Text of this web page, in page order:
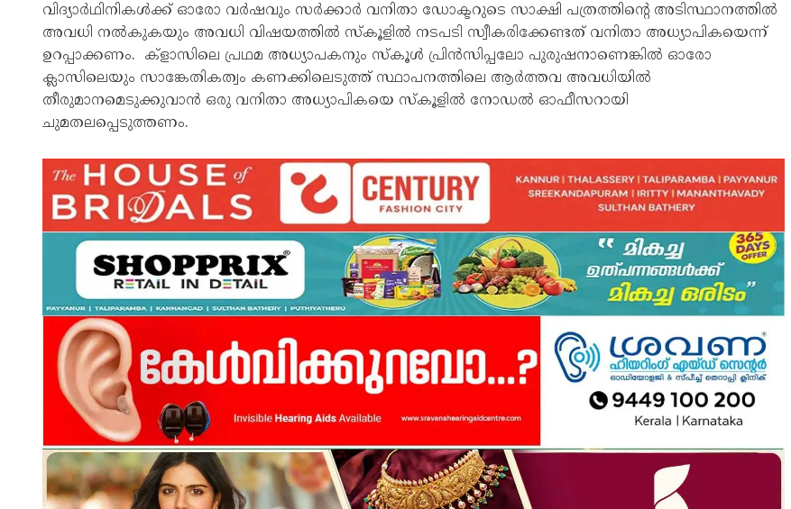
വിദ്യാർഥിനികൾക്ക് ഓരോ വർഷവും സർക്കാർ വനിതാ ഡോക്ടറുടെ സാക്ഷി പത്രത്തിന്റെ അടിസ്ഥാനത്തിൽ
അവധി നൽകുകയും അവധി വിഷയത്തിൽ സ്‌കൂളിൽ നടപടി സ്വീകരിക്കേണ്ടത് വനിതാ അധ്യാപികയെന്ന്
ഉറപ്പാക്കണം. ക്‌ളാസിലെ പ്രഥമ അധ്യാപകനും സ്‌കൂൾ പ്രിൻസിപ്പലോ പുരുഷനാണെങ്കിൽ ഓരോ
ക്ലാസിലെയും സാങ്കേതികത്വം കണക്കിലെടുത്ത് സ്ഥാപനത്തിലെ ആർത്തവ അവധിയിൽ
തീരുമാനമെടുക്കുവാൻ ഒരു വനിതാ അധ്യാപികയെ സ്‌കൂളിൽ നോഡൽ ഓഫീസറായി
ചുമതലപ്പെടുത്തണം.